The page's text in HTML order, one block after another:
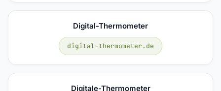
Digital-Thermometer
digital-thermometer.de
Digitale-Thermometer